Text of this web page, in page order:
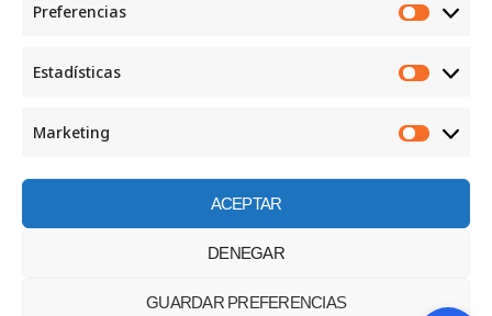
Preferencias
Estadísticas
Marketing
ACEPTAR
DENEGAR
GUARDAR PREFERENCIAS
CONTACTO
Correo: luggcentrosocial @ biodevas.org
©2026 Centro social los Lugg